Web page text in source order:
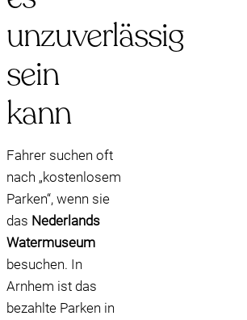
unzuverlässig
sein
kann
Fahrer suchen oft
nach „kostenlosem
Parken“, wenn sie
das Nederlands
Watermuseum
besuchen. In
Arnhem ist das
bezahlte Parken in